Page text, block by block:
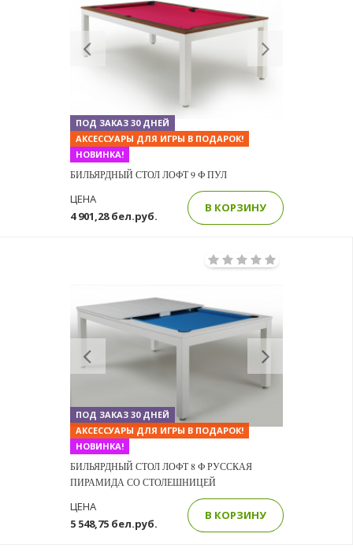
Previous
ПОД ЗАКАЗ 30 ДНЕЙ
АКСЕССУАРЫ ДЛЯ ИГРЫ В ПОДАРОК!
НОВИНКА!
БИЛЬЯРДНЫЙ СТОЛ ЛОФТ 9 Ф ПУЛ
4 901,28 бел.руб.
ЦЕНА
В КОРЗИНУ
Previous
ПОД ЗАКАЗ 30 ДНЕЙ
АКСЕССУАРЫ ДЛЯ ИГРЫ В ПОДАРОК!
НОВИНКА!
БИЛЬЯРДНЫЙ СТОЛ ЛОФТ 8 Ф РУССКАЯ
ПИРАМИДА СО СТОЛЕШНИЦЕЙ
5 548,75 бел.руб.
ЦЕНА
В КОРЗИНУ